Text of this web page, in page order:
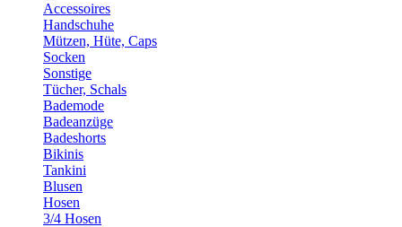
Accessoires
Handschuhe
Mützen, Hüte, Caps
Socken
Sonstige
Tücher, Schals
Bademode
Badeanzüge
Badeshorts
Bikinis
Tankini
Blusen
Hosen
3/4 Hosen